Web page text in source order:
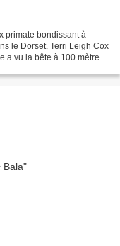
primate bondissant à
le Dorset. Terri Leigh Cox
a vu la bête à 100 mètres